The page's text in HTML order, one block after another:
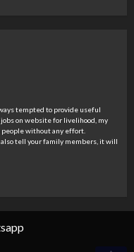
tempted to provide useful
on website for livelihood, my
people without any effort.
tell your family members, it will